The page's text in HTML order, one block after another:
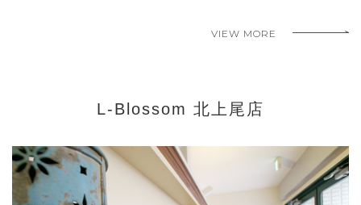
VIEW MORE
L-Blossom 北上尾店